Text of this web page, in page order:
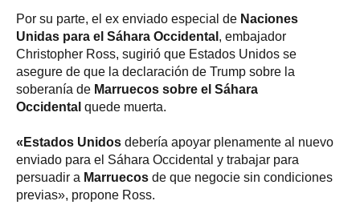
Por su parte, el ex enviado especial de Naciones
Unidas para el Sáhara Occidental , embajador
Christopher Ross, sugirió que Estados Unidos se
asegure de que la declaración de Trump sobre la
soberanía de Marruecos sobre el Sáhara
Occidental quede muerta.
«Estados Unidos debería apoyar plenamente al nuevo
enviado para el Sáhara Occidental y trabajar para
persuadir a Marruecos de que negocie sin condiciones
previas», propone Ross.